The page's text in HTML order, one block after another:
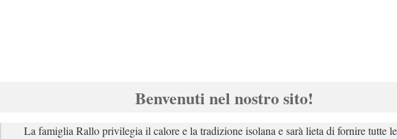
Benvenuti nel nostro sito!
La famiglia Rallo privilegia il calore e la tradizione isolana e sarà lieta di fornire tutte